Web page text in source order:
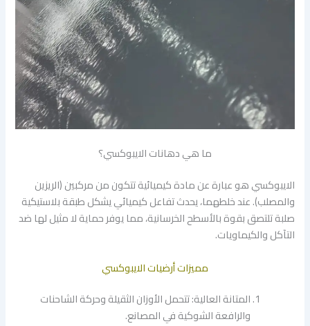
​ما هي دهانات الايبوكسي؟
​الايبوكسي هو عبارة عن مادة كيميائية تتكون من مركبين (الريزين
والمصلب). عند خلطهما، يحدث تفاعل كيميائي يشكل طبقة بلاستيكية
صلبة تلتصق بقوة بالأسطح الخرسانية، مما يوفر حماية لا مثيل لها ضد
التآكل والكيماويات.
​مميزات أرضيات الايبوكسي
​المتانة العالية: تتحمل الأوزان الثقيلة وحركة الشاحنات
والرافعة الشوكية في المصانع.